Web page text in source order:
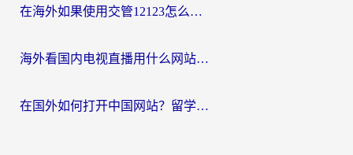
在海外如果使用交管12123怎么处理？留学生亲测有效的回国加速方案
海外看国内电视直播用什么网站比较好？一篇解决你所有追剧难题的实用指南
在国外如何打开中国网站？留学生与海外华人的无缝访问指南